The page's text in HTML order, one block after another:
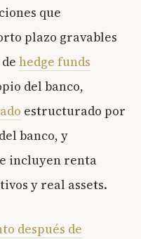
que
plazo gravables
hedge funds
del banco,
estructurado por
banco, y
incluyen renta
y real assets.
después de